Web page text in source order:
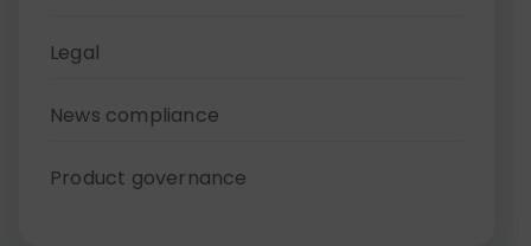
Legal
News compliance
Product governance